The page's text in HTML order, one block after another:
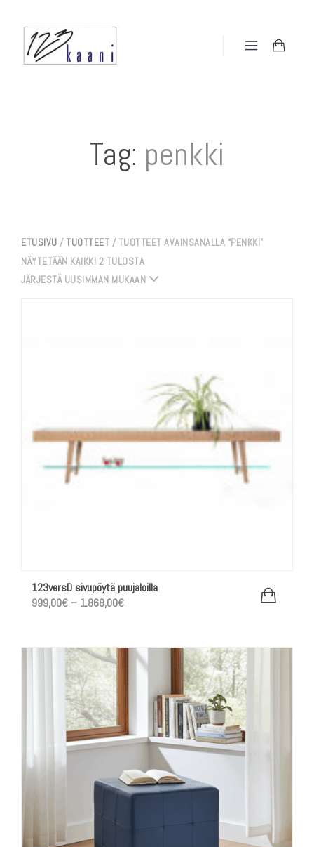
Tag: penkki
ETUSIVU /TUOTTEET / TUOTTEET AVAINSANALLA “PENKKI”
NÄYTETÄÄN KAIKKI 2 TULOSTASORTED
BY
JÄRJESTÄ UUSIMMAN MUKAAN
123versD sivupöytä puujaloilla
999,00€ – 1.868,00€Hintaluokka: